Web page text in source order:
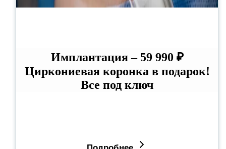
Имплантация – 59 990 ₽
Циркониевая коронка в подарок!
Все под ключ